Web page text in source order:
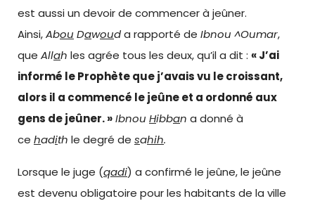
est aussi un devoir de commencer à jeûner.
Ainsi,Abou Dawouda rapporté de Ibnou ^Oumar,
que Allah les agrée tous les deux, qu’il a dit : « J’ai
informé le Prophète que j’avais vu le croissant,
alors il a commencé le jeûne et a ordonné aux
gens de jeûner. »Ibnou Hibban a donné à
ce hadith le degré de sahih.
Lorsque le juge (qadi) a confirmé le jeûne, le jeûne
est devenu obligatoire pour les habitants de la ville